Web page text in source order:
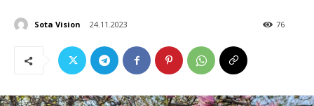
Sota Vision 24.11.2023 76